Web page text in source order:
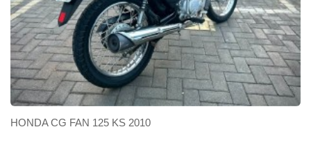
HONDA CG FAN 125 KS 2010